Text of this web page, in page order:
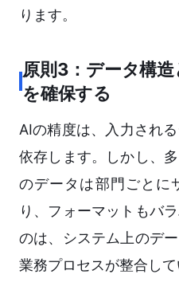
ります。
原則3：データ構
を確保する
AIの精度は、入力され
依存します。しかし、
のデータは部門ごとに
り、フォーマットもバ
のは、システム上のデ
業務プロセスが整合して